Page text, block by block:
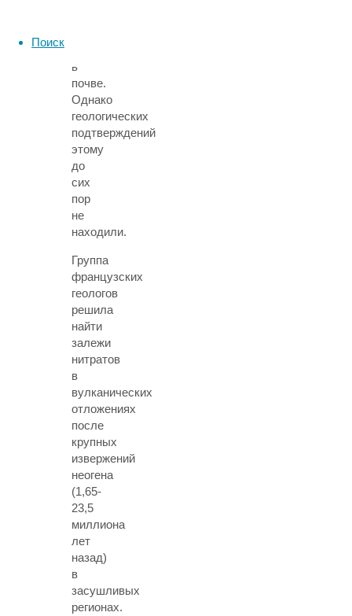
Поиск
в
почве.
Однако
геологических
подтверждений
этому
до
сих
пор
не
находили.
Группа
французских
геологов
решила
найти
залежи
нитратов
в
вулканических
отложениях
после
крупных
извержений
неогена
(1,65-
23,5
миллиона
лет
назад)
в
засушливых
регионах.